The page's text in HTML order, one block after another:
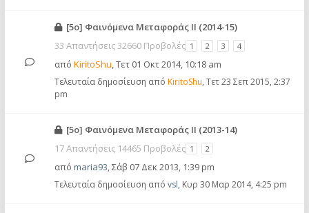
[5ο] Φαινόμενα Μεταφοράς ΙΙ (2014-15)
33 Απαντήσεις 32660 Προβολές 1 2 3 4
από KiritoShu,Τετ 01 Οκτ 2014, 10:18 am
Τελευταία δημοσίευση από KiritoShu, Τετ 23 Σεπ 2015, 2:37
pm
[5ο] Φαινόμενα Μεταφοράς ΙΙ (2013-14)
17 Απαντήσεις 14465 Προβολές 1 2
από maria93,Σάβ 07 Δεκ 2013, 1:39 pm
Τελευταία δημοσίευση από vsl, Κυρ 30 Μαρ 2014, 4:25 pm